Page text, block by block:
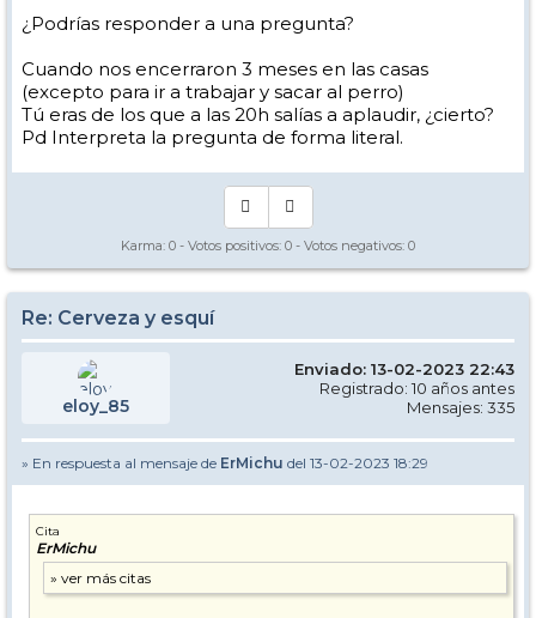
¿Podrías responder a una pregunta?
Cuando nos encerraron 3 meses en las casas
(excepto para ir a trabajar y sacar al perro)
Tú eras de los que a las 20h salías a aplaudir, ¿cierto?
Pd Interpreta la pregunta de forma literal.
Karma: 0 - Votos positivos: 0 - Votos negativos: 0
Re: Cerveza y esquí
eloy_85
Enviado: 13-02-2023 22:43
Registrado: 10 años antes
Mensajes: 335
» En respuesta al mensaje de ErMichu del 13-02-2023 18:29
Cita
ErMichu